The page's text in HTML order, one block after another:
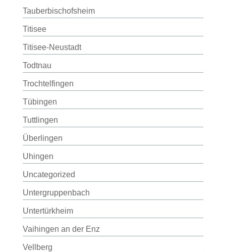
Tauberbischofsheim
Titisee
Titisee-Neustadt
Todtnau
Trochtelfingen
Tübingen
Tuttlingen
Überlingen
Uhingen
Uncategorized
Untergruppenbach
Untertürkheim
Vaihingen an der Enz
Vellberg